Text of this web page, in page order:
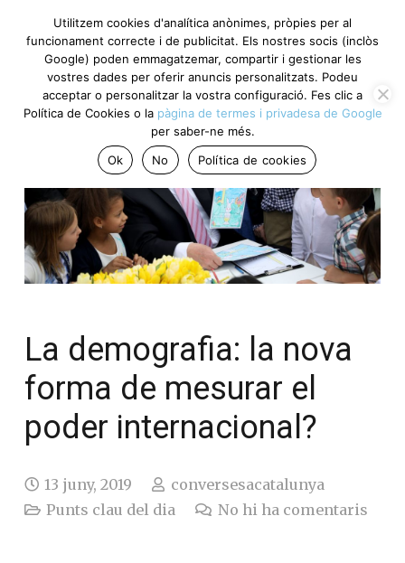
La demografia: la nova
forma de mesurar el
poder internacional?
13 juny, 2019
conversesacatalunya
Punts clau del dia
No hi ha comentaris
Utilitzem cookies d'analítica anònimes, pròpies per al
funcionament correcte i de publicitat. Els nostres socis (inclòs
Google) poden emmagatzemar, compartir i gestionar les
vostres dades per oferir anuncis personalitzats. Podeu
acceptar o personalitzar la vostra configuració. Fes clic a
Política de Cookies o la pàgina de termes i privadesa de Google
per saber-ne més.
Ok
No Política de cookies